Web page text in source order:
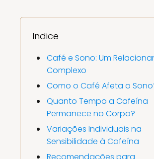
Indice
Café e Sono: Um
Complexo
Como o Café Afeta o
Quanto Tempo a Cafeína
Permanece no Corpo?
Variações Individuais na
Sensibilidade à Cafeína